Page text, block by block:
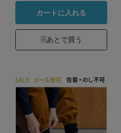
カートに入れる
あとで買う